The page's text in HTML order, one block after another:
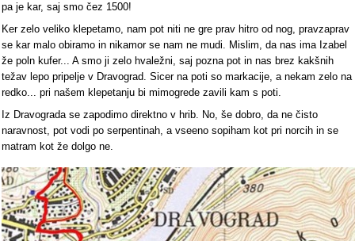
pa je kar, saj smo čez 1500!
Ker zelo veliko klepetamo, nam pot niti ne gre prav hitro od nog, pravzaprav
se kar malo obiramo in nikamor se nam ne mudi. Mislim, da nas ima Izabel
že poln kufer... A smo ji zelo hvaležni, saj pozna pot in nas brez kakšnih
težav lepo pripelje v Dravograd. Sicer na poti so markacije, a nekam zelo na
redko... pri našem klepetanju bi mimogrede zavili kam s poti.
Iz Dravograda se zapodimo direktno v hrib. No, še dobro, da ne čisto
naravnost, pot vodi po serpentinah, a vseeno sopiham kot pri norcih in se
matram kot že dolgo ne.